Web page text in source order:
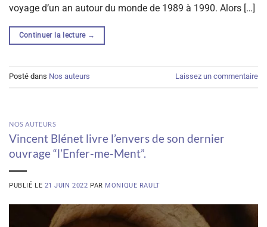
voyage d’un an autour du monde de 1989 à 1990. Alors […]
Continuer la lecture →
Posté dans Nos auteurs Laissez un commentaire
NOS AUTEURS
Vincent Blénet livre l’envers de son dernier
ouvrage “l’Enfer-me-Ment”.
PUBLIÉ LE 21 JUIN 2022 PAR MONIQUE RAULT